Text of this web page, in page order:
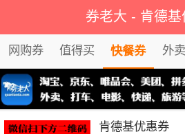
券老大 - 肯德基
网购券 值得买 快餐券 外
肯德基优惠券